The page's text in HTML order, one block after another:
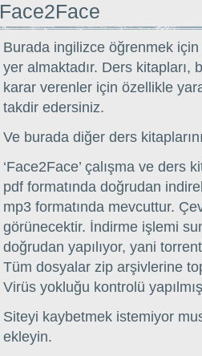
Face2Face
Burada ingilizce öğrenmek için
yer almaktadır. Ders
karar verenler için özellikle
takdir edersiniz.
Ve burada diğer ders
‘Face2Face’ çalışma ve ders
pdf formatında doğrudan
mp3 formatında mevcuttur.
görünecektir. İndirme işlemi
doğrudan yapılıyor, yani
Tüm dosyalar zip arşivlerine
Virüs yokluğu kontrolü
Siteyi kaybetmek istemiyor
ekleyin.